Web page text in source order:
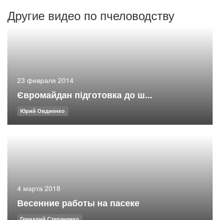
Другие видео по пчеловодству
23 февраля 2014
Євромайдан підготовка до ш...
Юрий Овдиенко
4 марта 2018
Весенние работы на пасеке